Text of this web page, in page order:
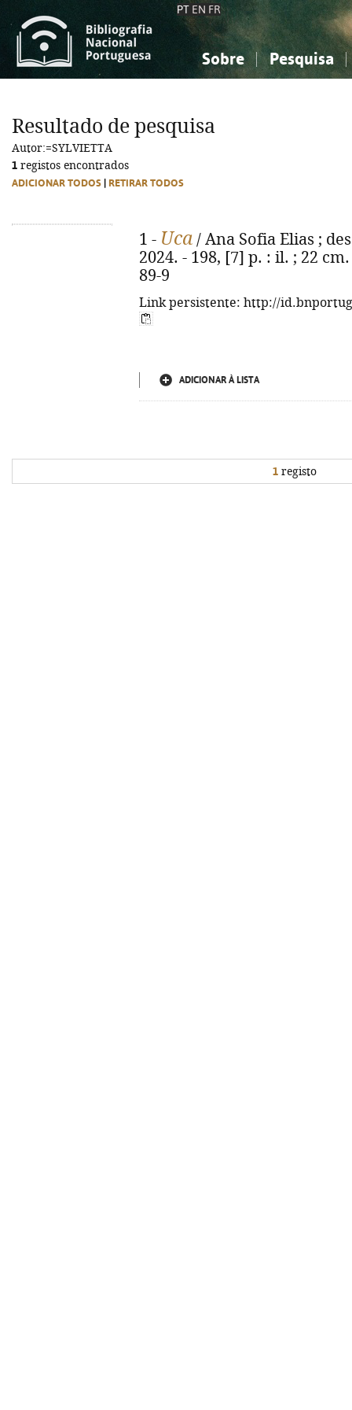
PT EN FR
Sobre Pesquisa
Ciências sociais...
Ciências sociais...
Resultado de pesquisa
Autor:=SYLVIETTA
1 registos encontrados
ADICIONAR TODOS RETIRAR TODOS
1 - Uca / Ana Sofia Elias ;
2024. - 198, [7] p. : il. ; 22
89-9
Link persistente: http://
ADICIONAR À LISTA
1 registo